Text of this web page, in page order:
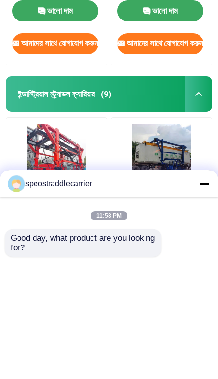
ভালো দাম
আমাদের সাথে যোগাযোগ করুন
ভালো দাম
আমাদের সাথে যোগাযোগ করুন
ইন্ডাস্ট্রিয়াল স্ট্র্যাডল ক্যারিয়ার (9)
রিমোট কন্ট্রোল সহ 40T
ভালো দাম
ক্যারিয়ার ক্রেন 7 কিমি/ঘন্টা
ভালো দাম
speostraddlecarrier
11:58 PM
Good day, what product are you looking
for?